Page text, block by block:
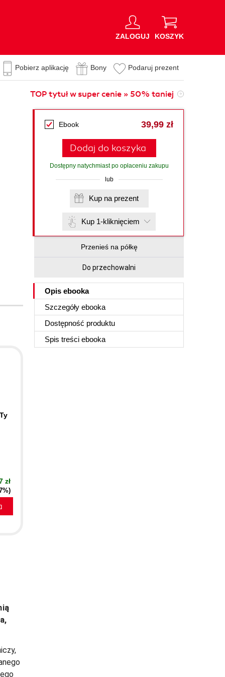
ZALOGUJ KOSZYK
Pobierz aplikację Bony Podaruj prezent
TOP tytuł w super cenie » 50% taniej
Ebook 39,99 zł
Dodaj do koszyka
Dostępny natychmiast po opłaceniu zakupu
lub
Kup na prezent
Kup 1-kliknięciem
Przenieś na półkę
Do przechowalni
Opis ebooka
Szczegóły ebooka
Dostępność produktu
Spis treści ebooka
zł